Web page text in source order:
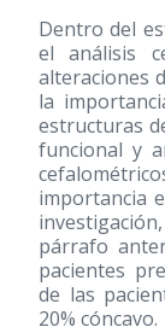
Dentro del
el análisis
alteraciones
la
estructuras
funcional y
importancia
párrafo
pacientes
de las
20% cóncavo.